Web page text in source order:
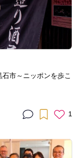
市～ニッポンを歩こ
1